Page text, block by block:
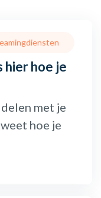
hier hoe je
met je
hoe je